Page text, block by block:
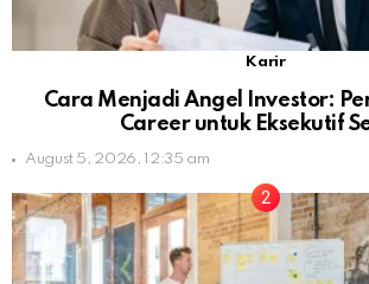
Karir
Cara Menjadi Angel Investor:
Career untuk Eksekutif
August 5, 2026, 12:35 am